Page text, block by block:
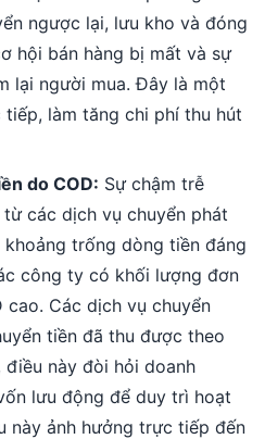
ngược lại, lưu kho và đóng
hội bán hàng bị mất và sự
lại người mua. Đây là một
làm tăng chi phí thu hút
do COD: Sự chậm trễ
các dịch vụ chuyển phát
khoảng trống dòng tiền đáng
công ty có khối lượng đơn
cao. Các dịch vụ chuyển
tiền đã thu được theo
này đòi hỏi doanh
lưu động để duy trì hoạt
này ảnh hưởng trực tiếp đến